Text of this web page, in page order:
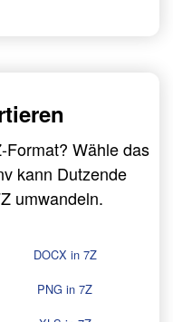
Format? Wähle das
kann Dutzende
umwandeln.
DOCX in 7Z
PNG in 7Z